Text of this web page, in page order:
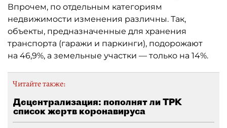
Впрочем, по отдельным категориям
недвижимости изменения различны. Так,
объекты, предназначенные для хранения
транспорта (гаражи и паркинги), подорожают
на 46,9%, а земельные участки — только на 14%.
Читайте также:
Децентрализация: пополнят ли ТРК
список жертв коронавируса